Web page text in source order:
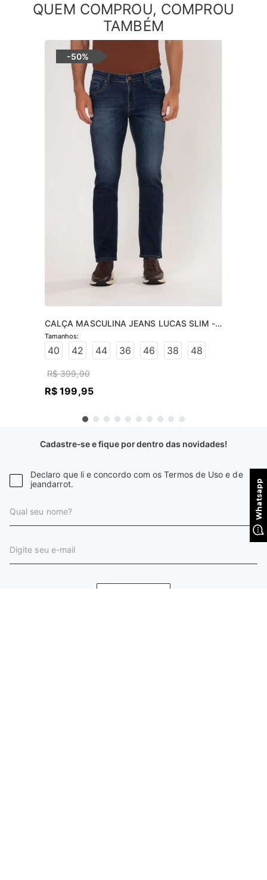
QUEM COMPROU, COMPROU
TAMBÉM
-50%
CALÇA MASCULINA JEANS LUCAS SLIM -
JEANS ESCURO
40 42 44 36 46 38 48
R$ 399,90
R$ 199,95
Cadastre-se e fique por dentro das novidades!
Declaro que li e concordo com os Termos de Uso e de
jeandarrot.